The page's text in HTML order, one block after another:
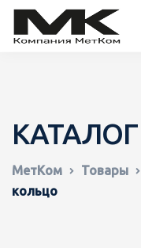
КАТАЛОГ
МетКом Товары
кольцо